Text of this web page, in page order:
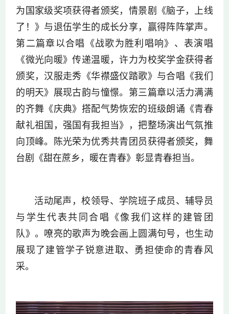
为国家级奖项获得者颁奖，情景剧《脑子，上线
了！》与退伍学生的成长分享，赢得阵阵掌声。
第二篇章以合唱《战歌为胜利唱响》、表演唱
《微光向暖》传递温暖，许力为校奖学金获得者
颁奖，汉服走秀《华襟盛仪踏歌》与合唱《我们
的明天》展现古韵与憧憬。第三篇章以活力满满
的齐舞《庆典》搭配气势恢宏的班级朗诵《青春
献礼祖国，强国有我担当》，把整场演出气氛推
向顶峰。陈光荣为优秀共青团员获得者颁奖，舞
台剧《甜在蔗乡，暖在青春》彰显青春担当。
活动尾声，校领导、学院班子成员、辅导员
与学生代表共同合唱《像我们这样的建管团
队》。嘹亮的歌声为晚会画上圆满句号，也生动
展现了建管学子锐意进取、勇担使命的青春风
采。